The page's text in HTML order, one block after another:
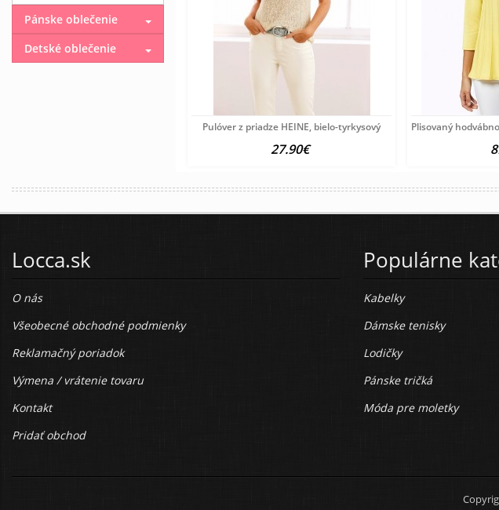
Pulóver z priadze HEINE, bielo-tyrkysový
27.90€
Plisovaný
Pánske oblečenie
Detské oblečenie
Locca.sk
O nás
Všeobecné obchodné podmienky
Reklamačný poriadok
Výmena / vrátenie tovaru
Kontakt
Pridať obchod
Populárne
Kabelky
Dámske tenisky
Lodičky
Pánske tričká
Móda pre moletky